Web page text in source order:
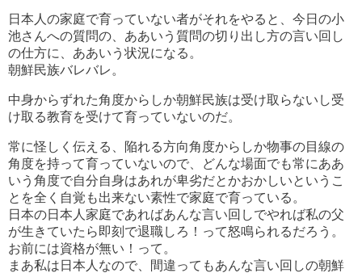
日本人の家庭で育っていない者がそれをやると、今日の小
池さんへの質問の、ああいう質問の切り出し方の言い回し
の仕方に、ああいう状況になる。
朝鮮民族バレバレ。
中身からずれた角度からしか朝鮮民族は受け取らないし受
け取る教育を受けて育っていないのだ。
常に怪しく伝える、陥れる方向角度からしか物事の目線の
角度を持って育っていないので、どんな場面でも常にああ
いう角度で自分自身はあれが卑劣だとかおかしいというこ
とを全く自覚も出来ない素性で家庭で育っている。
日本の日本人家庭であればあんな言い回しでやれば私の父
が生きていたら即刻で退職しろ！って怒鳴られるだろう。
お前には資格が無い！って。
まあ私は日本人なので、間違ってもあんな言い回しの朝鮮